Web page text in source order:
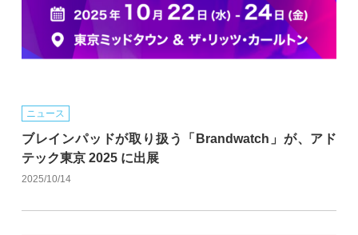
ニュース
ブレインパッドが取り扱う「Brandwatch」が、アド
テック東京 2025 に出展
2025/10/14